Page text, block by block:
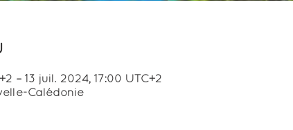
– 13 juil. 2024, 17:00 UTC+2
Calédonie